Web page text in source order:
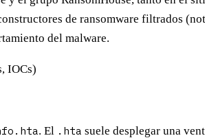
de ransomware filtrados
del malware.
IOCs)
. El .hta suele desplegar una